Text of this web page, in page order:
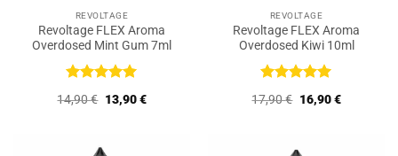
REVOLTAGE
Revoltage FLEX Aroma
Overdosed Mint Gum 7ml
Bewertet
mit 5 von
14,90€ Ursprünglicher
Preis
13,90€Aktueller
REVOLTAGE
Revoltage FLEX Aroma
Overdosed Kiwi 10ml
Bewertet
mit 5 von
17,90€ Ursprünglicher
Preis
16,90€Aktueller